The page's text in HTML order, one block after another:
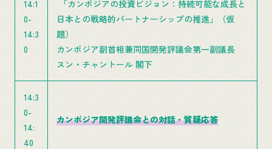
14:1
0-
14:3
0
「カンボジアの投資ビジョン：持続可能な成長と
日本との戦略的パートナーシップの推進」（仮
題）
カンボジア副首相兼同国開発評議会第一副議長
スン・チャントール 閣下
14:3
0-
14:
40
カンボジア開発評議会との対話・質疑応答